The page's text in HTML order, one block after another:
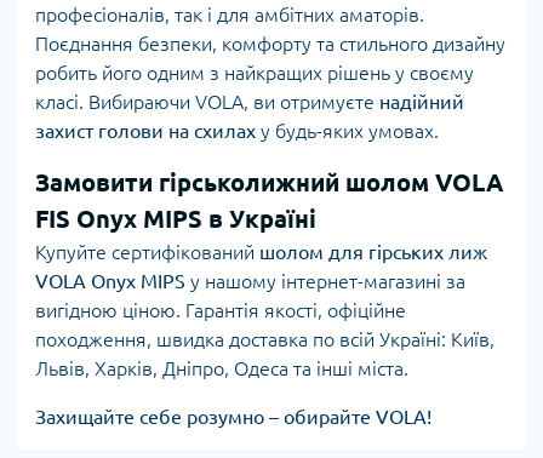
професіоналів, так і для амбітних аматорів.
Поєднання безпеки, комфорту та стильного дизайну
робить його одним з найкращих рішень у своєму
класі. Вибираючи VOLA, ви отримуєте надійний
захист голови на схилах у будь-яких умовах.
Замовити гірськолижний шолом VOLA
FIS Onyx MIPS в Україні
Купуйте сертифікований шолом для гірських лиж
VOLA Onyx MIPS у нашому інтернет-магазині за
вигідною ціною. Гарантія якості, офіційне
походження, швидка доставка по всій Україні: Київ,
Львів, Харків, Дніпро, Одеса та інші міста.
Захищайте себе розумно – обирайте VOLA!